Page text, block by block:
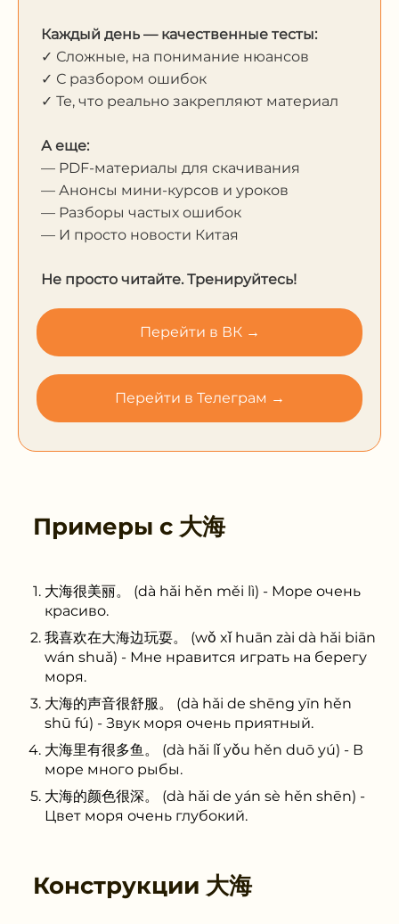
Каждый день — качественные тесты:
✓ Сложные, на понимание нюансов
✓ С разбором ошибок
✓ Те, что реально закрепляют материал
А еще:
— PDF-материалы для скачивания
— Анонсы мини-курсов и уроков
— Разборы частых ошибок
— И просто новости Китая
Не просто читайте. Тренируйтесь!
Перейти в ВК →
Перейти в Телеграм →
Примеры с 大海
大海很美丽。 (dà hǎi hěn měi lì) - Море очень
красиво.
我喜欢在大海边玩耍。 (wǒ xǐ huān zài dà hǎi biān
wán shuǎ) - Мне нравится играть на берегу
моря.
大海的声音很舒服。 (dà hǎi de shēng yīn hěn
shū fú) - Звук моря очень приятный.
大海里有很多鱼。 (dà hǎi lǐ yǒu hěn duō yú) - В
море много рыбы.
大海的颜色很深。 (dà hǎi de yán sè hěn shēn) -
Цвет моря очень глубокий.
Конструкции 大海